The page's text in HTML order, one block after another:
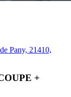
Pany, 21410,
+